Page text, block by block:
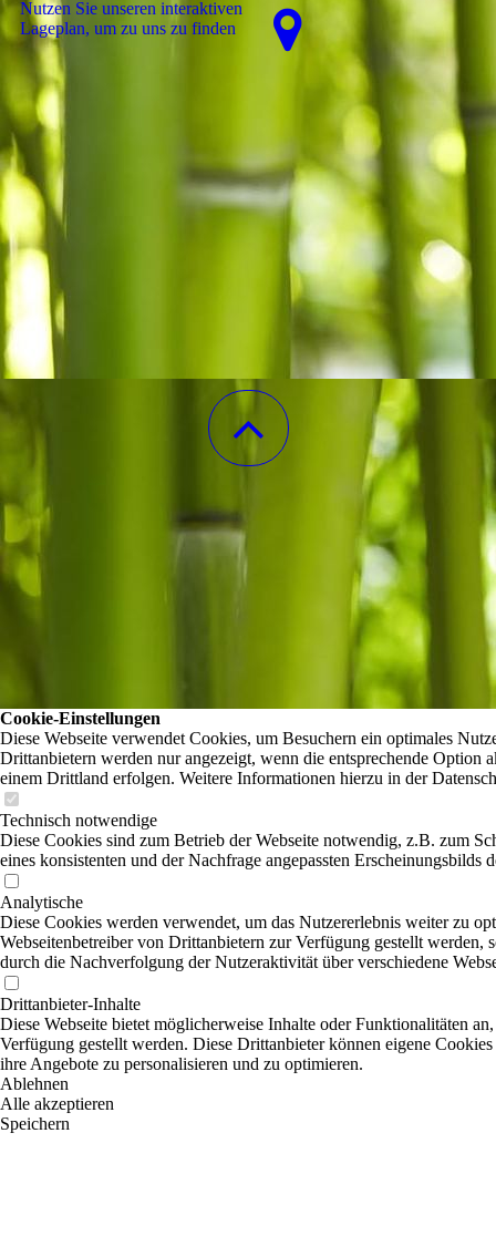
Nutzen Sie unseren interaktiven
La­ge­plan, um zu uns zu finden
Cookie-Einstellungen
Diese Webseite verwendet Cookies, um Besuchern ein optimales
Drittanbietern werden nur angezeigt, wenn die entsprechende Option
einem Drittland erfolgen. Weitere Informationen hierzu in der
Technisch notwendige
Diese Cookies sind zum Betrieb der Webseite notwendig, z.B. zum
eines konsistenten und der Nachfrage angepassten Erscheinungsbilds
Analytische
Diese Cookies werden verwendet, um das Nutzererlebnis weiter zu
Webseitenbetreiber von Drittanbietern zur Verfügung gestellt werden,
durch die Nachverfolgung der Nutzeraktivität über verschiedene
Drittanbieter-Inhalte
Diese Webseite bietet möglicherweise Inhalte oder Funktionalitäten
Verfügung gestellt werden. Diese Drittanbieter können eigene
ihre Angebote zu personalisieren und zu optimieren.
Ablehnen
Alle akzeptieren
Speichern